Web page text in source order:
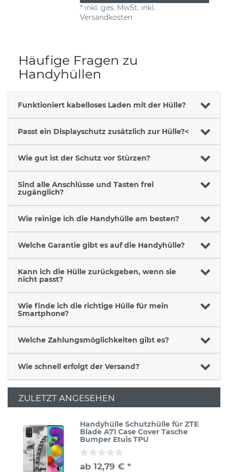
* inkl. ges. MwSt. inkl.
Versandkosten
Häufige Fragen zu
Handyhüllen
Funktioniert kabelloses Laden mit der Hülle?
Passt ein Displayschutz zusätzlich zur Hülle?<
Wie gut ist der Schutz vor Stürzen?
Sind alle Anschlüsse und Tasten frei
zugänglich?
Wie reinige ich die Handyhülle am besten?
Welche Garantie gibt es auf die Handyhülle?
Kann ich die Hülle zurückgeben, wenn sie
nicht passt?
Wie finde ich die richtige Hülle für mein
Smartphone?
Welche Zahlungsmöglichkeiten gibt es?
Wie schnell erfolgt der Versand?
ZULETZT ANGESEHEN
Handyhülle Schutzhülle für ZTE
Blade A71 Case Cover Tasche
Bumper Etuis TPU
ab 12,79 € *